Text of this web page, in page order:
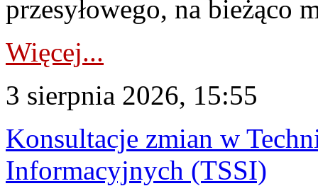
przesyłowego, na bieżąco
Więcej...
3 sierpnia 2026, 15:55
Konsultacje zmian w
Informacyjnych (TSSI)